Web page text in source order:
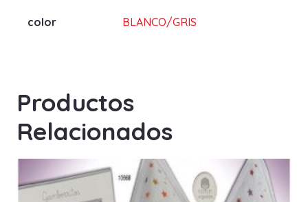
color BLANCO/GRIS
Productos
Relacionados